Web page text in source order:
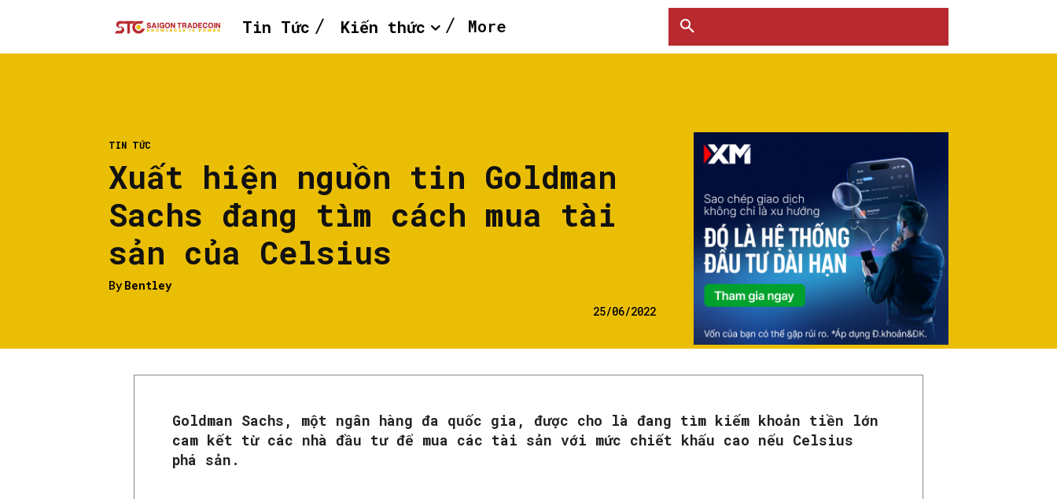
Tin Tức Kiến thức More
TIN TỨC
Xuất hiện nguồn tin Goldman
Sachs đang tìm cách mua tài
sản của Celsius
By Bentley
25/06/2022
Goldman Sachs, một ngân hàng đa quốc gia, được cho là đang tìm kiếm khoản tiền lớn
cam kết từ các nhà đầu tư để mua các tài sản với mức chiết khấu cao nếu Celsius
phá sản.